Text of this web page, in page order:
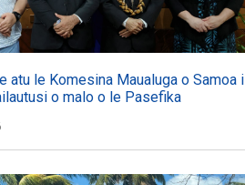
atu le Komesina Maualuga o Samoa i
o malo o le Pasefika